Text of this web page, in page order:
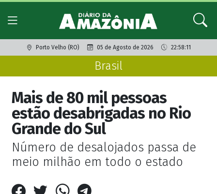
Porto Velho (RO) 05 de Agosto de 2026 22:58:11
Brasil
Mais de 80 mil pessoas
estão desabrigadas no Rio
Grande do Sul
Número de desalojados passa de
meio milhão em todo o estado